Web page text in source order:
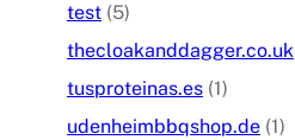
test (5)
thecloakanddagger.co.uk
tusproteinas.es (1)
udenheimbbqshop.de (1)